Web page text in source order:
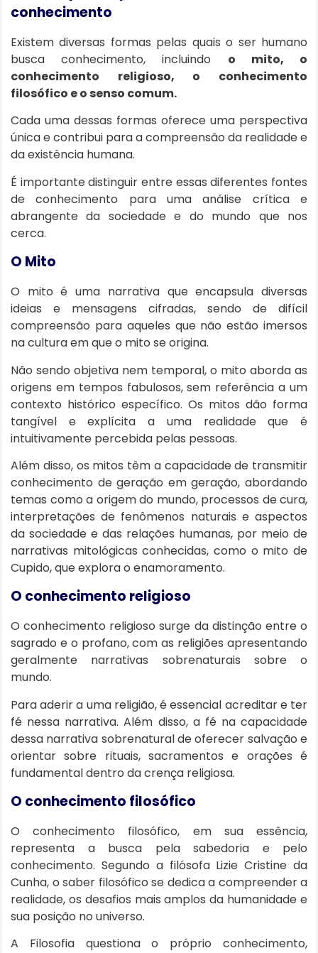
conhecimento
Existem diversas formas pelas quais o ser humano
busca conhecimento, incluindo o mito, o
conhecimento religioso, o conhecimento
filosófico e o senso comum.
Cada uma dessas formas oferece uma perspectiva
única e contribui para a compreensão da realidade e
da existência humana.
É importante distinguir entre essas diferentes fontes
de conhecimento para uma análise crítica e
abrangente da sociedade e do mundo que nos
cerca.
O Mito
O mito é uma narrativa que encapsula diversas
ideias e mensagens cifradas, sendo de difícil
compreensão para aqueles que não estão imersos
na cultura em que o mito se origina.
Não sendo objetiva nem temporal, o mito aborda as
origens em tempos fabulosos, sem referência a um
contexto histórico específico. Os mitos dão forma
tangível e explícita a uma realidade que é
intuitivamente percebida pelas pessoas.
Além disso, os mitos têm a capacidade de transmitir
conhecimento de geração em geração, abordando
temas como a origem do mundo, processos de cura,
interpretações de fenômenos naturais e aspectos
da sociedade e das relações humanas, por meio de
narrativas mitológicas conhecidas, como o mito de
Cupido, que explora o enamoramento.
O conhecimento religioso
O conhecimento religioso surge da distinção entre o
sagrado e o profano, com as religiões apresentando
geralmente narrativas sobrenaturais sobre o
mundo.
Para aderir a uma religião, é essencial acreditar e ter
fé nessa narrativa. Além disso, a fé na capacidade
dessa narrativa sobrenatural de oferecer salvação e
orientar sobre rituais, sacramentos e orações é
fundamental dentro da crença religiosa.
O conhecimento filosófico
O conhecimento filosófico, em sua essência,
representa a busca pela sabedoria e pelo
conhecimento. Segundo a filósofa Lizie Cristine da
Cunha, o saber filosófico se dedica a compreender a
realidade, os desafios mais amplos da humanidade e
sua posição no universo.
A Filosofia questiona o próprio conhecimento,